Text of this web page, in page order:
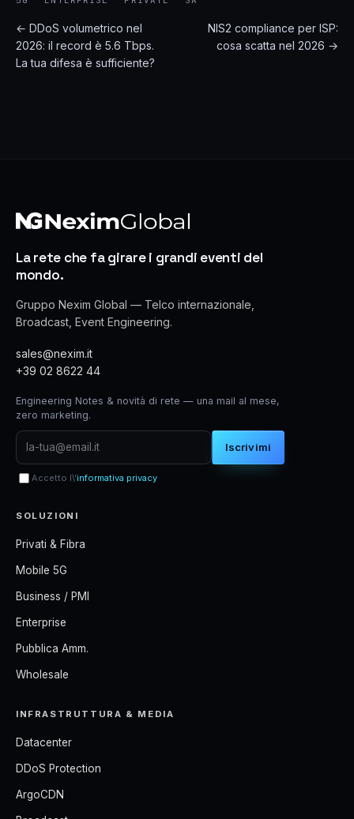
← DDoS volumetrico nel
2026: il record è 5.6 Tbps.
La tua difesa è sufficiente?
NIS2 compliance per ISP:
cosa scatta nel 2026 →
La rete che fa girare i grandi eventi del
mondo.
Gruppo Nexim Global — Telco internazionale,
Broadcast, Event Engineering.
sales@nexim.it
+39 02 8622 44
Engineering Notes & novità di rete — una mail al mese,
zero marketing.
Iscrivimi
Accetto l\'informativa privacy
SOLUZIONI
Privati & Fibra
Mobile 5G
Business / PMI
Enterprise
Pubblica Amm.
Wholesale
INFRASTRUTTURA & MEDIA
Datacenter
DDoS Protection
ArgoCDN